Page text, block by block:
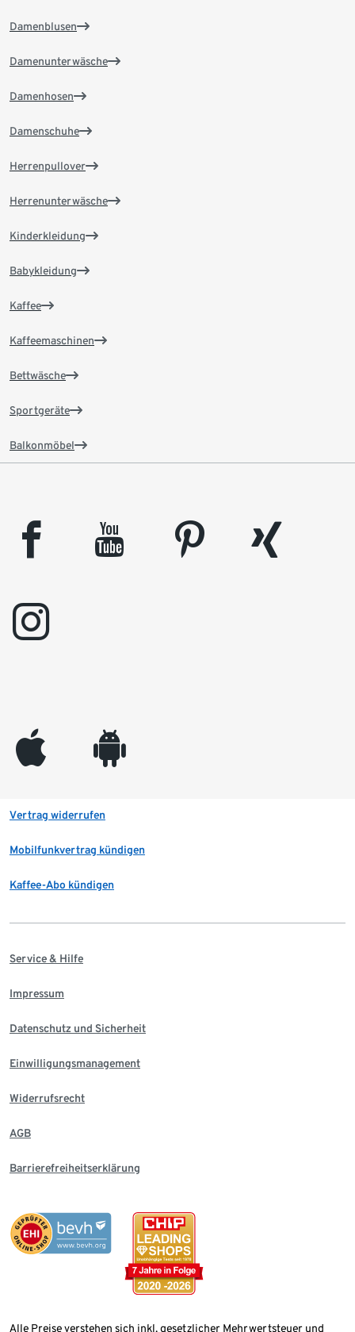
Damenblusen
Damenunterwäsche
Damenhosen
Damenschuhe
Herrenpullover
Herrenunterwäsche
Kinderkleidung
Babykleidung
Kaffee
Kaffeemaschinen
Bettwäsche
Sportgeräte
Balkonmöbel
facebook youtube pinterest
xing
instagram
appleinc android
Vertrag widerrufen
Mobilfunkvertrag kündigen
Kaffee-Abo kündigen
Service & Hilfe
Impressum
Datenschutz und Sicherheit
Einwilligungsmanagement
Widerrufsrecht
AGB
Barrierefreiheitserklärung
Alle Preise verstehen sich inkl. gesetzlicher Mehrwertsteuer und